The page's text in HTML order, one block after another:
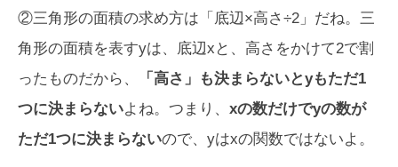
②三角形の面積の求め方は「底辺×高さ÷2」だね。三
角形の面積を表すyは、底辺xと、高さをかけて2で割
ったものだから、
「高さ」も決まらないとyもただ1
つに決まらないよね。つまり、 xの数だけでyの数が
ただ1つに決まらないので、yはxの関数ではないよ。